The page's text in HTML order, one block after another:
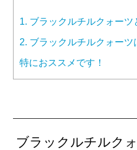
1. ブラックルチルクォーツ
2. ブラックルチルクォー
特におススメです！
ブラックルチルク